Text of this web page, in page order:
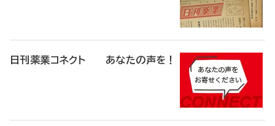
日刊薬業コネクト あなたの声を！